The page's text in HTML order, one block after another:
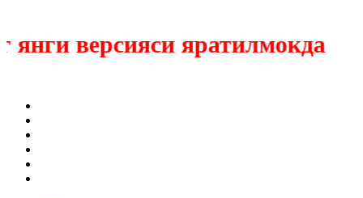
версияси яратилмокда